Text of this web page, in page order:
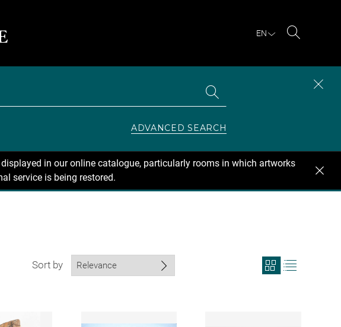
EN
ADVANCED SEARCH
in our online catalogue, particularly rooms in which artworks
service is being restored.
Sort by
View
search